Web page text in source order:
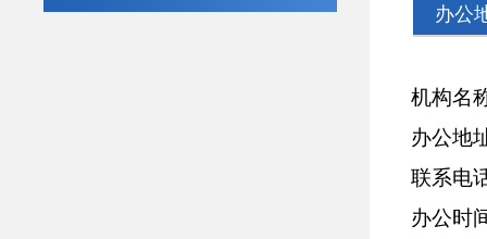
办公
机构名
办公地
联系电
办公时